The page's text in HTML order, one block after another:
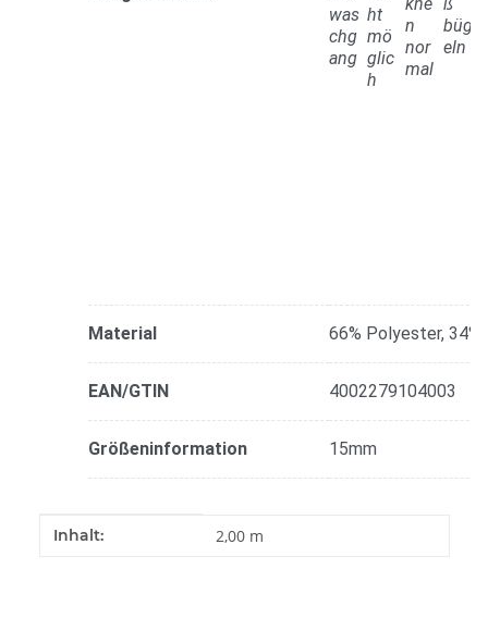
Material 66% Polyester, 34%
EAN/GTIN 4002279104003
Größeninformation 15mm
Produkteigenschaft
Wert
Inhalt: 2,00 m